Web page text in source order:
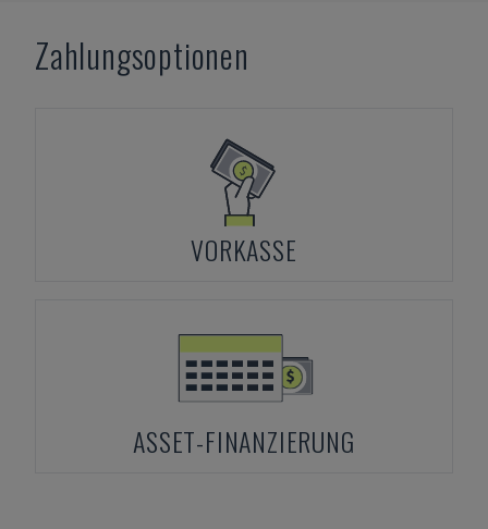
Zahlungsoptionen
VORKASSE
ASSET-FINANZIERUNG